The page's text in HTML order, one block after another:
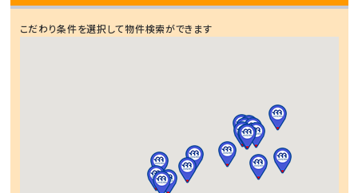
こだわり条件を選択して物件検索ができます